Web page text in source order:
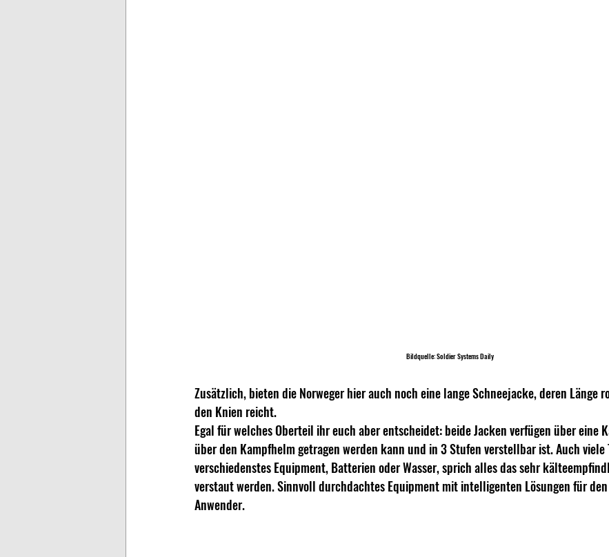
Bildquelle: Soldier Systems Daily
Zusätzlich, bieten die Norweger hier auch noch eine lange Schneejacke, deren Länge
den Knien reicht.
Egal für welches Oberteil ihr euch aber entscheidet: beide Jacken verfügen über eine
über den Kampfhelm getragen werden kann und in 3 Stufen verstellbar ist. Auch viele
verschiedenstes Equipment, Batterien oder Wasser, sprich alles das sehr
verstaut werden. Sinnvoll durchdachtes Equipment mit intelligenten Lösungen für
Anwender.